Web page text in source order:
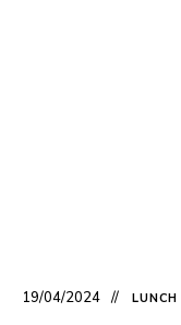
19/04/2024 LUNCH